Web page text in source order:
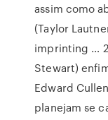
assim como
(Taylor
imprinting …
Stewart)
Edward
planejam se